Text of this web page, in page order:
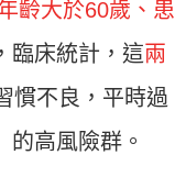
齡大於60歲、患
臨床統計，這兩
慣不良，平時過
高風險群。